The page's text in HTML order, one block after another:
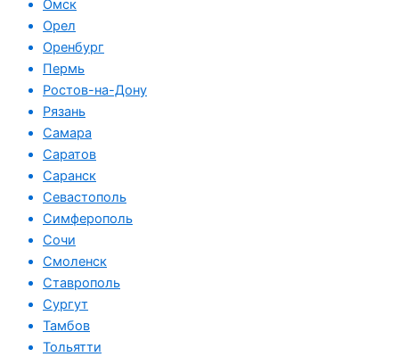
Омск
Орел
Оренбург
Пермь
Ростов-на-Дону
Рязань
Самара
Саратов
Саранск
Севастополь
Симферополь
Сочи
Смоленск
Ставрополь
Сургут
Тамбов
Тольятти